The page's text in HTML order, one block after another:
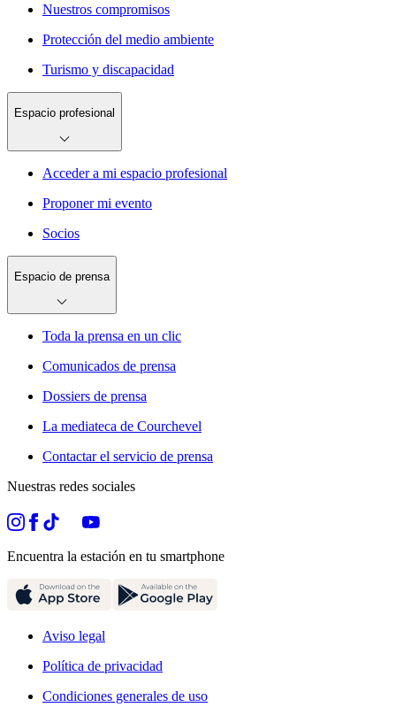
Nuestros compromisos
Protección del medio ambiente
Turismo y discapacidad
Espacio profesional
Acceder a mi espacio profesional
Proponer mi evento
Socios
Espacio de prensa
Toda la prensa en un clic
Comunicados de prensa
Dossiers de prensa
La mediateca de Courchevel
Contactar el servicio de prensa
Nuestras redes sociales
Encuentra la estación en tu smartphone
Aviso legal
Política de privacidad
Condiciones generales de uso